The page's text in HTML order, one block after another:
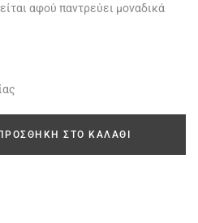
αφού παντρεύει μοναδικά
ΣΤΟ ΚΑΛΆΘΙ